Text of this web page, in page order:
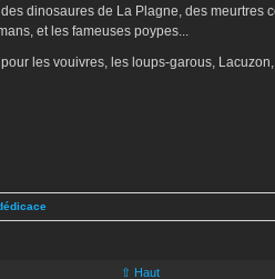
dinosaures de La Plagne, des meurtres
et les fameuses poypes...
les vouivres, les loups-garous,
⇧ Haut